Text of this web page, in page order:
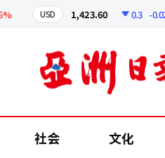
USD 1,423.60 0.3 -0.02%
社会 文化